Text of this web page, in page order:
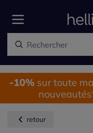
-10%sur toute
retour